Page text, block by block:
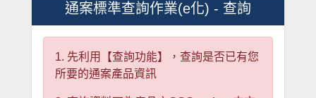
通案標準查詢作業(e化) - 查詢
1. 先利用【查詢功能】，查詢是否已有您
所要的通案產品資訊